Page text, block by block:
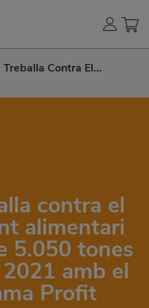
Treballa Contra El
Tones D’aliments En
contra el
alimentari
5.050 tones
amb el
Profit